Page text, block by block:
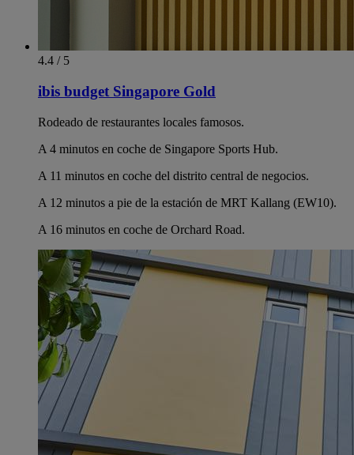
4.4 / 5
ibis budget Singapore Gold
Rodeado de restaurantes locales famosos.
A 4 minutos en coche de Singapore Sports Hub.
A 11 minutos en coche del distrito central de negocios.
A 12 minutos a pie de la estación de MRT Kallang (EW10).
A 16 minutos en coche de Orchard Road.